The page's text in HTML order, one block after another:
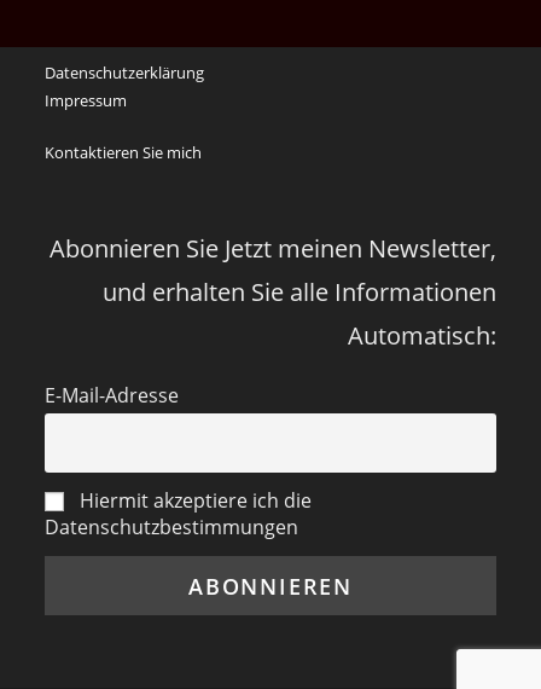
Das
Datenschutzerklärung
Impressum
Kontaktieren Sie mich
Abonnieren Sie Jetzt meinen Newsletter,
und erhalten Sie alle Informationen
Automatisch:
E-Mail-Adresse
Hiermit akzeptiere ich die
Datenschutzbestimmungen